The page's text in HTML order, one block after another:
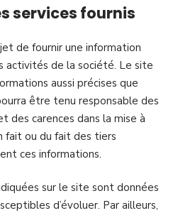
services fournis
de fournir une information
activités de la société. Le site
aussi précises que
être tenu responsable des
des carences dans la mise à
fait ou du fait des tiers
ces informations.
sur le site sont données
d’évoluer. Par ailleurs,